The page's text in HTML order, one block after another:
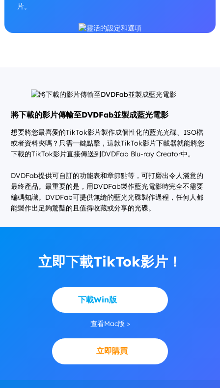
片。
將下載的影片傳輸至DVDFab並製成藍光電影
想要將您最喜愛的TikTok影片製作成個性化的藍光光碟、ISO檔
或者資料夾嗎？只需一鍵點擊，這款TikTok影片下載器就能將您
下載的TikTok影片直接傳送到DVDFab Blu-ray Creator中。
DVDFab提供可自訂的功能表和章節點等，可打磨出令人滿意的
最終產品。最重要的是，用DVDFab製作藍光電影時完全不需要
編碼知識。DVDFab可提供無縫的藍光光碟製作過程，任何人都
能製作出足夠驚豔的且值得收藏或分享的光碟。
立即下載TikTok影片！
下載Win版
查看Mac版 >
立即購買